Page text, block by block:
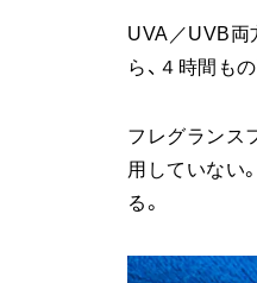
UVA／UVB両
ら、４時間も
フレグランス
用していない
る。